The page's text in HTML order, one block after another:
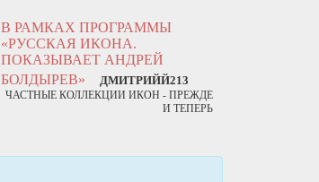
В РАМКАХ ПРОГРАММЫ
«РУССКАЯ ИКОНА.
ПОКАЗЫВАЕТ АНДРЕЙ
БОЛДЫРЕВ»
ДМИТРИЙЙ213
ЧАСТНЫЕ КОЛЛЕКЦИИ ИКОН - ПРЕЖДЕ
И ТЕПЕРЬ